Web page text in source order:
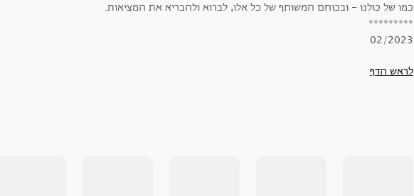
כמו של כולנו - ובכוחם המשותף של כל אלו, לברוא ולהבריא את המציאות.
*********
02/2023
לראש הדף